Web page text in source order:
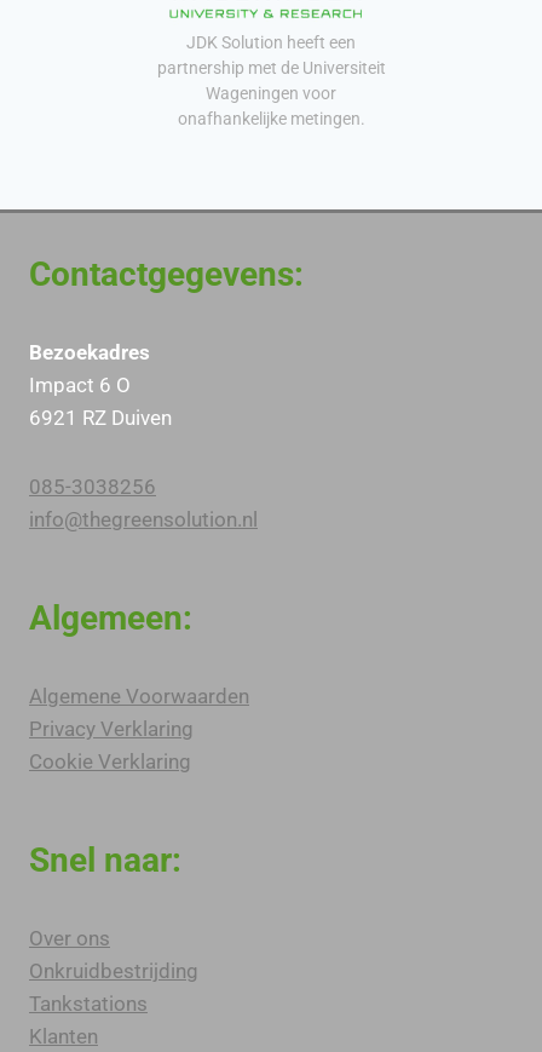
JDK Solution heeft een
partnership met de Universiteit
Wageningen voor
onafhankelijke metingen.
Contactgegevens:
Bezoekadres
Impact 6 O
6921 RZ Duiven
085-3038256
info@thegreensolution.nl
Algemeen:
Algemene Voorwaarden
Privacy Verklaring
Cookie Verklaring
Snel naar:
Over ons
Onkruidbestrijding
Tankstations
Klanten